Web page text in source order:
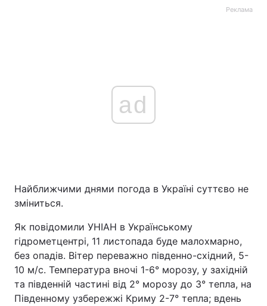
Реклама
ad
Найближчими днями погода в Україні суттєво не
зміниться.
Як повідомили УНІАН в Українському
гідрометцентрі, 11 листопада буде малохмарно,
без опадів. Вітер переважно південно-східний, 5-
10 м/с. Температура вночі 1-6° морозу, у західній
та південній частині від 2° морозу до 3° тепла, на
Південному узбережжі Криму 2-7° тепла; вдень